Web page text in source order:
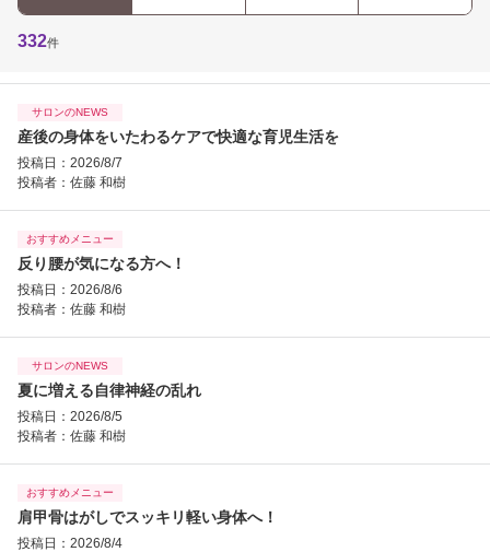
332件
サロンのNEWS
産後の身体をいたわるケアで快適な育児生活を
投稿日：2026/8/7
投稿者： 佐藤 和樹
おすすめメニュー
反り腰が気になる方へ！
投稿日：2026/8/6
投稿者： 佐藤 和樹
サロンのNEWS
夏に増える自律神経の乱れ
投稿日：2026/8/5
投稿者： 佐藤 和樹
おすすめメニュー
肩甲骨はがしでスッキリ軽い身体へ！
投稿日：2026/8/4